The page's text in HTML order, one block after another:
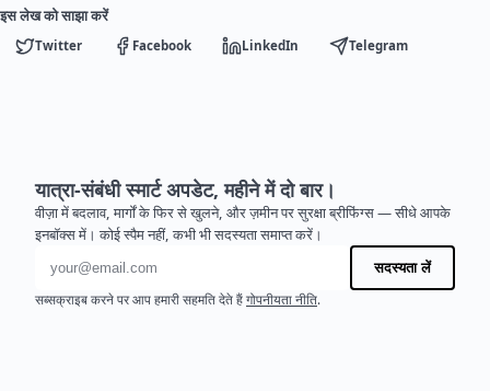
इस लेख को साझा करें
Twitter Facebook LinkedIn Telegram
यात्रा-संबंधी स्मार्ट अपडेट, महीने में दो बार।
वीज़ा में बदलाव, मार्गों के फिर से खुलने, और ज़मीन पर सुरक्षा ब्रीफिंग्स — सीधे आपके
इनबॉक्स में। कोई स्पैम नहीं, कभी भी सदस्यता समाप्त करें।
ईमेल पता
सदस्यता लें
सब्सक्राइब करने पर आप हमारी सहमति देते हैं गोपनीयता नीति.